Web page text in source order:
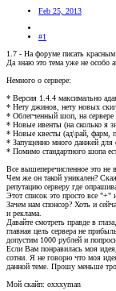
Feb 25, 2013
#1
1.7 - На форуме писать красным
Да знаю это тема уже не особо
Немного о сервере:
* Версия 1.4.4 максимально
* Нету джинов, нету новых
* Облегченный шоп, на сервере
* Новые ивенты (на сколько я
* Новые квесты (ад\рай, фарм,
* Запущенно много данжей для
* Помимо стандартного шопа
Все вышеперечисленное это не
Чем же он такой уникален?
репутацию серверу где
Этот список это просто все
Зачем нам спонсор? Хоть и
и реклама.
Давайте смотреть правде в
главная цель сервера не
допустим 1000 рублей и
Если Вам понравилась моя
сотни. Я не говорю что моя
данной теме. Прошу меньше
Мой скайп: oxxxyman